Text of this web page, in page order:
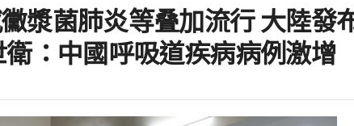
漿菌肺炎等叠加流行 大陸發
：中國呼吸道疾病病例激增